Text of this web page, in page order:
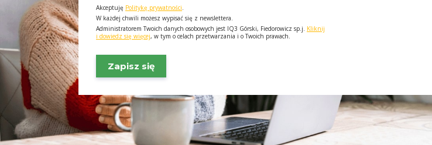
Akceptuję Politykę prywatności.
W każdej chwili możesz wypisać się z newslettera.
Administratorem Twoich danych osobowych jest IQ3 Górski, Fiedorowicz sp.j. Kliknij
i dowiedz się więcej, w tym o celach przetwarzania i o Twoich prawach.